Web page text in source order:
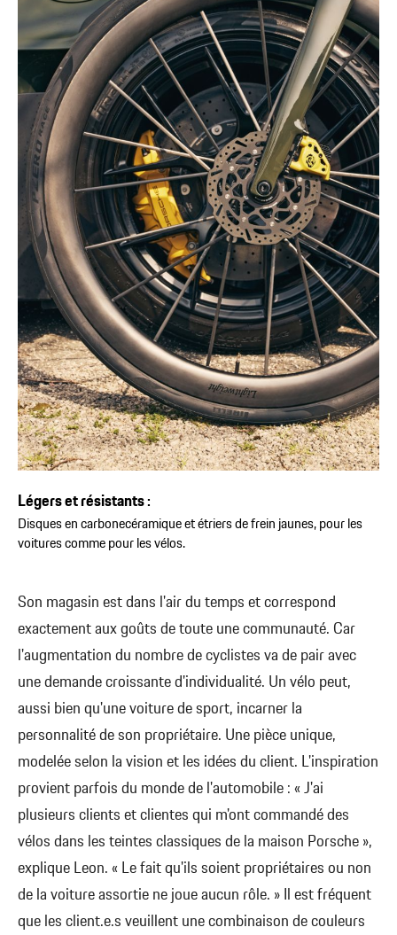
Légers et résistants :
Disques en carbonecéramique et étriers de frein jaunes, pour les
voitures comme pour les vélos.
Son magasin est dans l'air du temps et correspond
exactement aux goûts de toute une communauté. Car
l'augmentation du nombre de cyclistes va de pair avec
une demande croissante d'individualité. Un vélo peut,
aussi bien qu'une voiture de sport, incarner la
personnalité de son propriétaire. Une pièce unique,
modelée selon la vision et les idées du client. L'inspiration
provient parfois du monde de l'automobile : « J'ai
plusieurs clients et clientes qui m'ont commandé des
vélos dans les teintes classiques de la maison Porsche »,
explique Leon. « Le fait qu'ils soient propriétaires ou non
de la voiture assortie ne joue aucun rôle. » Il est fréquent
que les client.e.s veuillent une combinaison de couleurs